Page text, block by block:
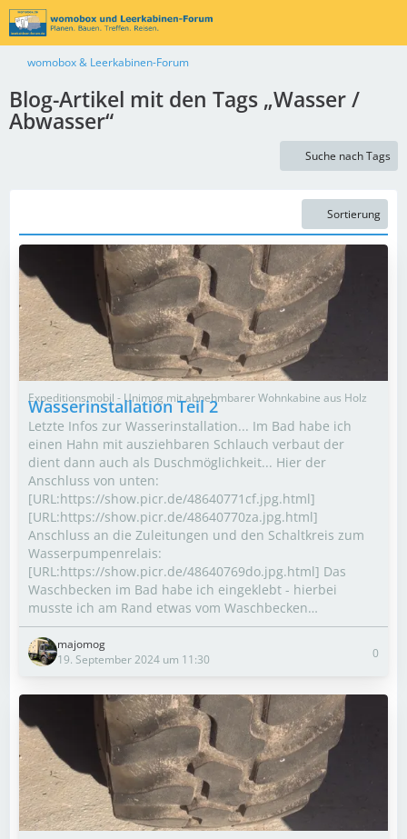
womobox & Leerkabinen-Forum
Blog-Artikel mit den Tags „Wasser /
Abwasser“
Suche nach Tags
Sortierung
Expeditionsmobil - Unimog mit abnehmbarer Wohnkabine aus Holz
Wasserinstallation Teil 2
Letzte Infos zur Wasserinstallation... Im Bad habe ich
einen Hahn mit ausziehbaren Schlauch verbaut der
dient dann auch als Duschmöglichkeit... Hier der
Anschluss von unten:
[URL:https://show.picr.de/48640771cf.jpg.html]
[URL:https://show.picr.de/48640770za.jpg.html]
Anschluss an die Zuleitungen und den Schaltkreis zum
Wasserpumpenrelais:
[URL:https://show.picr.de/48640769do.jpg.html] Das
Waschbecken im Bad habe ich eingeklebt - hierbei
musste ich am Rand etwas vom Waschbecken…
majomog
19. September 2024 um 11:30
0